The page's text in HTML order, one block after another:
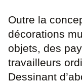
Outre la
décorations
objets, des
travailleurs
Dessinant